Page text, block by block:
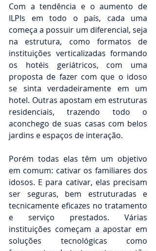
Com a tendência e o aumento de
ILPIs em todo o país, cada uma
começa a possuir um diferencial, seja
na estrutura, como formatos de
instituições verticalizadas formando
os hotéis geriátricos, com uma
proposta de fazer com que o idoso
se sinta verdadeiramente em um
hotel. Outras apostam em estruturas
residenciais, trazendo todo o
aconchego de suas casas com belos
jardins e espaços de interação.
Porém todas elas têm um objetivo
em comum: cativar os familiares dos
idosos. E para cativar, elas precisam
ser seguras, bem estruturadas e
tecnicamente eficazes no tratamento
e serviço prestados. Várias
instituições começam a apostar em
soluções tecnológicas como